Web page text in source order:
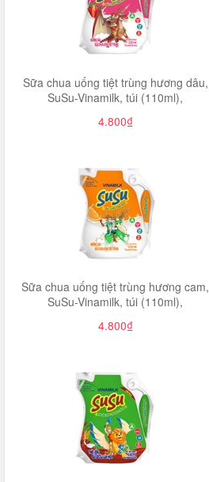
Sữa chua uống tiệt trùng hương dâu,
SuSu-Vinamilk, túi (110ml),
4.800₫
Sữa chua uống tiệt trùng hương cam,
SuSu-Vinamilk, túi (110ml),
4.800₫